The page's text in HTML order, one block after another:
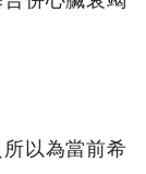
以為當前希